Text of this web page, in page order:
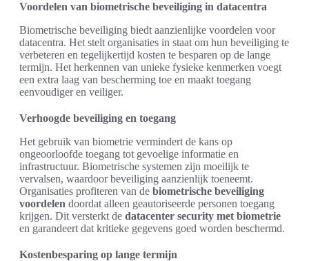
Voordelen van biometrische beveiliging in datacentra
Biometrische beveiliging biedt aanzienlijke voordelen voor
datacentra. Het stelt organisaties in staat om hun beveiliging te
verbeteren en tegelijkertijd kosten te besparen op de lange
termijn. Het herkennen van unieke fysieke kenmerken voegt
een extra laag van bescherming toe en maakt toegang
eenvoudiger en veiliger.
Verhoogde beveiliging en toegang
Het gebruik van biometrie vermindert de kans op
ongeoorloofde toegang tot gevoelige informatie en
infrastructuur. Biometrische systemen zijn moeilijk te
vervalsen, waardoor beveiliging aanzienlijk toeneemt.
Organisaties profiteren van de biometrische beveiliging
voordelen doordat alleen geautoriseerde personen toegang
krijgen. Dit versterkt de datacenter security met biometrie
en garandeert dat kritieke gegevens goed worden beschermd.
Kostenbesparing op lange termijn